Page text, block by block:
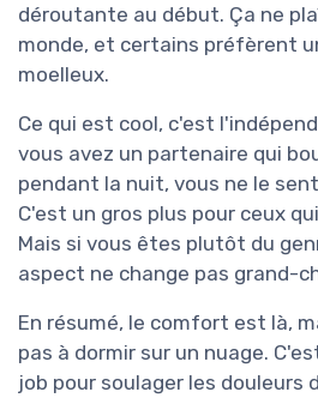
déroutante au début. Ça ne
monde, et certains préfèrent
moelleux.
Ce qui est cool, c'est
vous avez un partenaire qui
pendant la nuit, vous ne le
C'est un gros plus pour ceux
Mais si vous êtes plutôt du
aspect ne change pas grand-
En résumé, le comfort est là,
pas à dormir sur un nuage.
job pour soulager les douleurs